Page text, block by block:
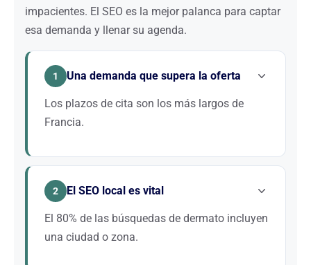
impacientes. El SEO es la mejor palanca para captar
esa demanda y llenar su agenda.
1 Una demanda que supera la oferta
Los plazos de cita son los más largos de
Francia.
Los pacientes buscan activamente alternativas:
Una consulta bien posicionada capta esa demanda
2 El SEO local es vital
El 80% de las búsquedas de dermato incluyen
una ciudad o zona.